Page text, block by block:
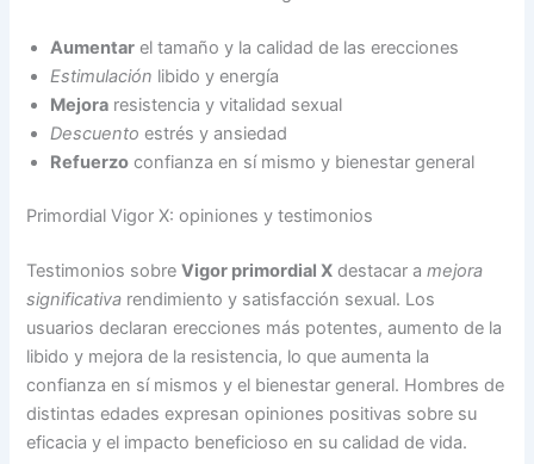
Aumentar el tamaño y la calidad de las erecciones
Estimulación libido y energía
Mejora resistencia y vitalidad sexual
Descuento estrés y ansiedad
Refuerzo confianza en sí mismo y bienestar general
Primordial Vigor X: opiniones y testimonios
Testimonios sobreVigor primordial X destacar amejora
significativa rendimiento y satisfacción sexual. Los
usuarios declaran erecciones más potentes, aumento de la
libido y mejora de la resistencia, lo que aumenta la
confianza en sí mismos y el bienestar general. Hombres de
distintas edades expresan opiniones positivas sobre su
eficacia y el impacto beneficioso en su calidad de vida.